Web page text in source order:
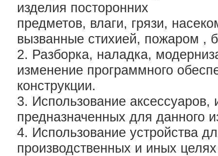
изделия посторонних
предметов, влаги, грязи,
вызванные стихией, пожаром ,
2. Разборка, наладка,
изменение программного
конструкции.
3. Использование аксессуаров,
предназначенных для данного
4. Использование устройства
производственных и иных